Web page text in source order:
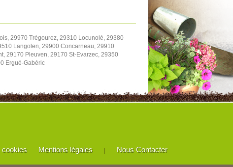
29970 Trégourez, 29310 Locunolé, 29380
Langolen, 29900 Concarneau, 29910
29170 Pleuven, 29170 St-Evarzec, 29350
Ergué-Gabéric
cookies Mentions légales | Nous Contacter